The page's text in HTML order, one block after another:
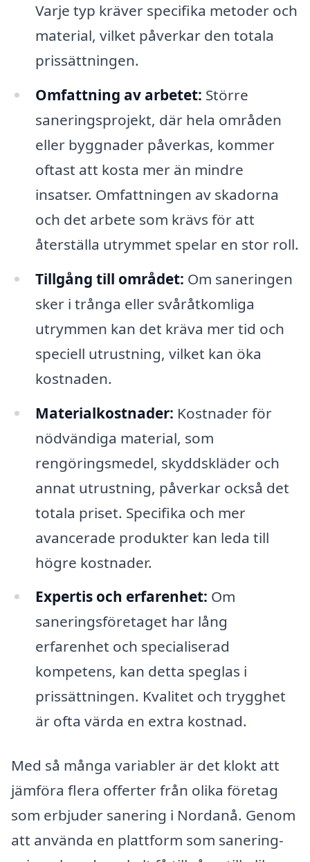
Varje typ kräver specifika metoder och
material, vilket påverkar den totala
prissättningen.
Omfattning av arbetet: Större
saneringsprojekt, där hela områden
eller byggnader påverkas, kommer
oftast att kosta mer än mindre
insatser. Omfattningen av skadorna
och det arbete som krävs för att
återställa utrymmet spelar en stor roll.
Tillgång till området: Om saneringen
sker i trånga eller svåråtkomliga
utrymmen kan det kräva mer tid och
speciell utrustning, vilket kan öka
kostnaden.
Materialkostnader: Kostnader för
nödvändiga material, som
rengöringsmedel, skyddskläder och
annat utrustning, påverkar också det
totala priset. Specifika och mer
avancerade produkter kan leda till
högre kostnader.
Expertis och erfarenhet: Om
saneringsföretaget har lång
erfarenhet och specialiserad
kompetens, kan detta speglas i
prissättningen. Kvalitet och trygghet
är ofta värda en extra kostnad.
Med så många variabler är det klokt att
jämföra flera offerter från olika företag
som erbjuder sanering i Nordanå. Genom
att använda en plattform som sanering-